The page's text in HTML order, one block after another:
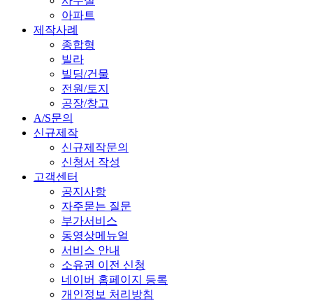
아파트
제작사례
종합형
빌라
빌딩/건물
전원/토지
공장/창고
A/S문의
신규제작
신규제작문의
신청서 작성
고객센터
공지사항
자주묻는 질문
부가서비스
동영상메뉴얼
서비스 안내
소유권 이전 신청
네이버 홈페이지 등록
개인정보 처리방침